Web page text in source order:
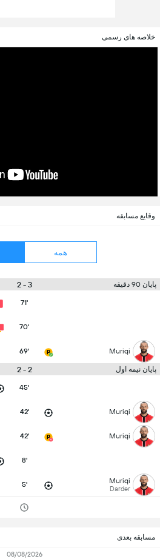
خلاصه های رسمی
وقایع مسابقه
همه
پایان 90 دقیقه 3 - 2
71'
70'
Muriqi
69'
پایان نیمه اول 2 - 2
45'
Muriqi
42'
Muriqi
42'
8'
Muriqi
Darder
5'
مسابقه بعدی
08/08/2026